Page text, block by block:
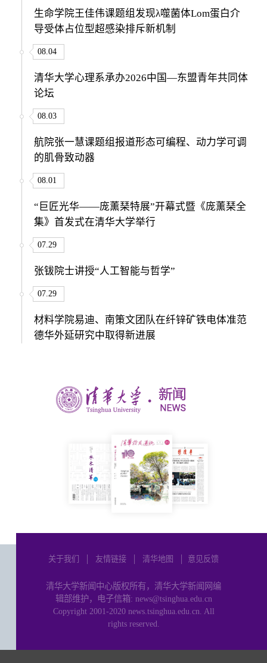
生命学院王佳伟课题组发现λ噬菌体Lom蛋白介
导受体占位型超感染排斥新机制
08.04
清华大学心理系承办2026中国—东盟青年共同体
论坛
08.03
航院张一慧课题组报道形态可编程、动力学可调
的肌骨致动器
08.01
“巨匠光华——庞薰琹特展”开幕式暨《庞薰琹全
集》首发式在清华大学举行
07.29
张钹院士讲授“人工智能与哲学”
07.29
材料学院易迪、南策文团队在纤锌矿铁电体准范
德华外延研究中取得新进展
关于我们 友情链接 清华地图 意见反馈
清华大学新闻中心版权所有，清华大学新闻网编
辑部维护，电子信箱: news@tsinghua.edu.cn
Copyright 2001-2020 news.tsinghua.edu.cn. All
rights reserved.